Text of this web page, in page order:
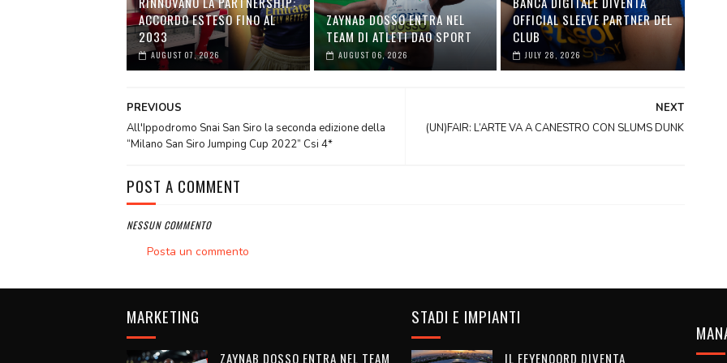
ACCORDO ESTESO FINO AL
2033
AUGUST 07, 2026
ZAYNAB DOSSO ENTRA NEL
TEAM DI ATLETI DAO SPORT
AUGUST 06, 2026
OFFICIAL SLEEVE PARTNER DEL
CLUB
JULY 28, 2026
NEXT
(UN)FAIR: L’ARTE VA A CANESTRO CON SLUMS DUNK
PREVIOUS
All'Ippodromo Snai San Siro la seconda edizione della
“Milano San Siro Jumping Cup 2022” Csi 4*
POST A COMMENT
NESSUN COMMENTO
Posta un commento
MARKETING
ZAYNAB DOSSO ENTRA NEL TEAM
STADI E IMPIANTI
IL FEYENOORD DIVENTA